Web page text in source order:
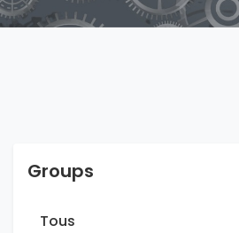
Groups
Tous